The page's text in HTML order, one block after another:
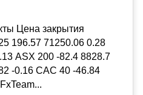
Цена закрытия
196.57 71250.06 0.28
ASX 200 -82.4 8828.7
-0.16 CAC 40 -46.84